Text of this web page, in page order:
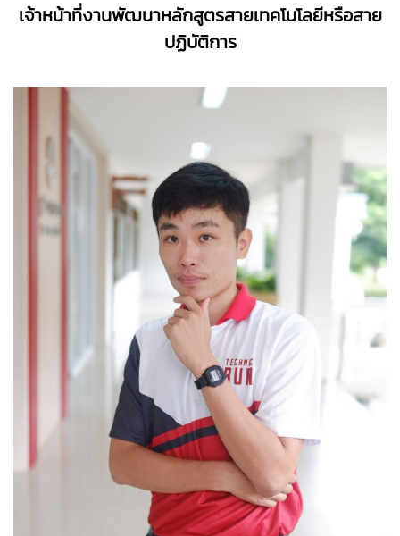
เจ้าหน้าที่งานพัฒนาหลักสูตรสายเทคโนโลยีหรือสาย
ปฏิบัติการ